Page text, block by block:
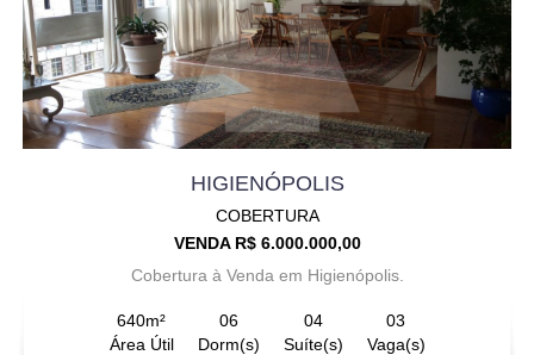
HIGIENÓPOLIS
COBERTURA
VENDA R$ 6.000.000,00
Cobertura à Venda em Higienópolis.
640m²
Área Útil
06
Dorm(s)
04
Suíte(s)
03
Vaga(s)